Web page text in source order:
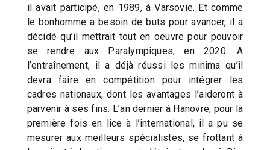
il avait participé, en 1989, à Varsovie. Et comme
le bonhomme a besoin de buts pour avancer, il a
décidé qu’il mettrait tout en oeuvre pour pouvoir
se rendre aux Paralympiques, en 2020. A
l’entraînement, il a déjà réussi les minima qu’il
devra faire en compétition pour intégrer les
cadres nationaux, dont les avantages l’aideront à
parvenir à ses fins. L’an dernier à Hanovre, pour la
première fois en lice à l’international, il a pu se
mesurer aux meilleurs spécialistes, se frottant à